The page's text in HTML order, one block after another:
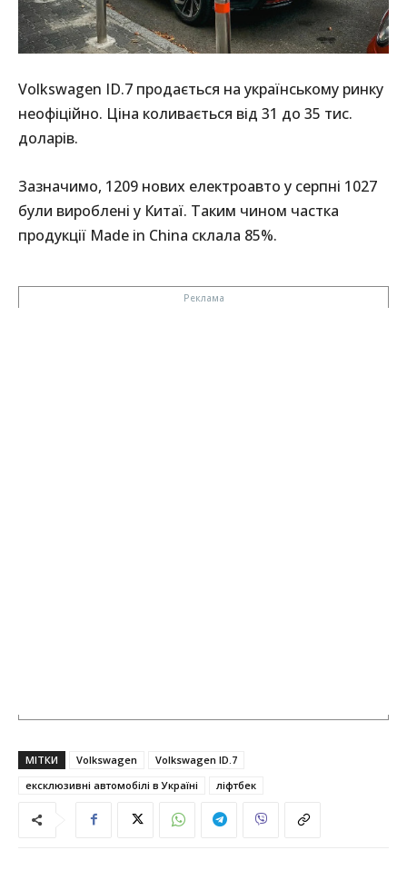
Volkswagen ID.7 продається на українському ринку
неофіційно. Ціна коливається від 31 до 35 тис.
доларів.
Зазначимо, 1209 нових електроавто у серпні 1027
були вироблені у Китаї. Таким чином частка
продукції Made in China склала 85%.
МІТКИ Volkswagen
Volkswagen ID.7
ексклюзивні автомобілі в Україні
ліфтбек